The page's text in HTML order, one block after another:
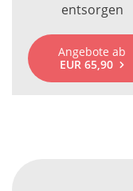
entsorgen
Angebote ab
EUR 65,90